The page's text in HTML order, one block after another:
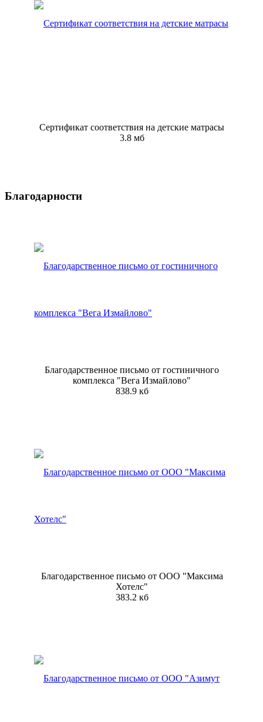
Сертификат соответствия на детские матрасы
3.8 мб
Благодарности
Благодарственное письмо от гостиничного
комплекса "Вега Измайлово"
838.9 кб
Благодарственное письмо от ООО "Максима
Хотелс"
383.2 кб